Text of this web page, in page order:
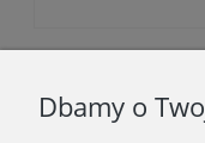
Dbamy o